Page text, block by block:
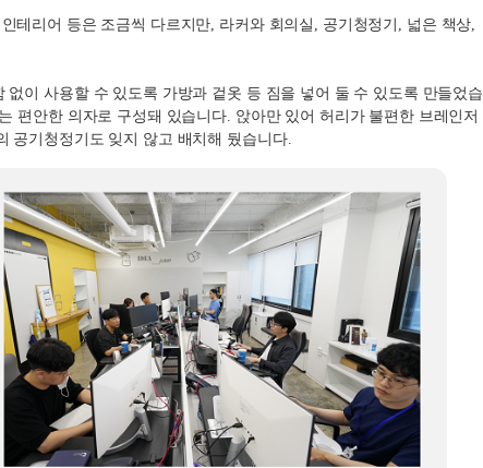
인테리어 등은 조금씩 다르지만 라커와 회의실 공기청정기 넓은 책상
없이 사용할 수 있도록 가방과 겉옷 등 짐을 넣어 둘 수 있도록 만들었습
편안한 의자로 구성돼 있습니다 앉아만 있어 허리가 불편한 브레인저
공기청정기도 잊지 않고 배치해 뒀습니다.